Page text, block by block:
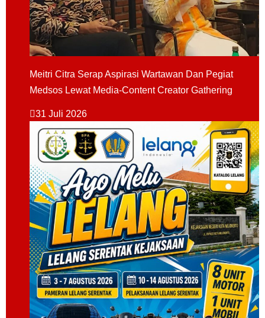
Meitri Citra Serap Aspirasi Wartawan Dan Pegiat
Medsos Lewat Media-Content Creator Gathering
31 Juli 2026